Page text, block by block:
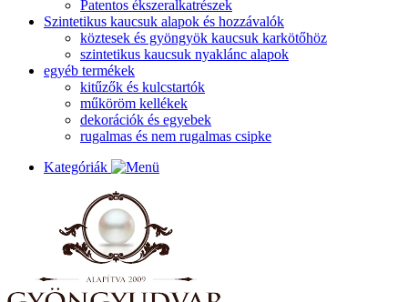
Patentos ékszeralkatrészek
Szintetikus kaucsuk alapok és hozzávalók
köztesek és gyöngyök kaucsuk karkötőhöz
szintetikus kaucsuk nyaklánc alapok
egyéb termékek
kitűzők és kulcstartók
műköröm kellékek
dekorációk és egyebek
rugalmas és nem rugalmas csipke
Kategóriák